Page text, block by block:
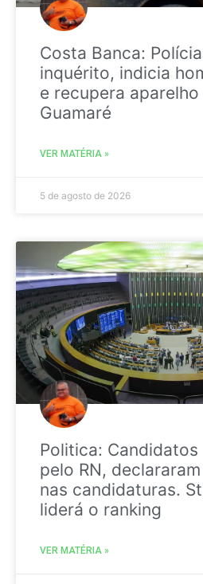
Costa Banca:
inquérito, indicia
e recupera
Guamaré
VER MATÉRIA »
5 de agosto de 2026
Politica: Candidatos
pelo RN,
nas candidaturas.
liderá o ranking
VER MATÉRIA »